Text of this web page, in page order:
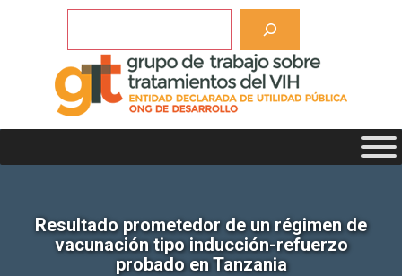
Resultado prometedor de un régimen de
vacunación tipo inducción-refuerzo
probado en Tanzania